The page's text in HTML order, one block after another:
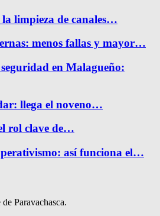
limpieza de canales…
menos fallas y mayor…
en Malagueño:
llega el noveno…
rol clave de…
así funciona el…
Paravachasca.